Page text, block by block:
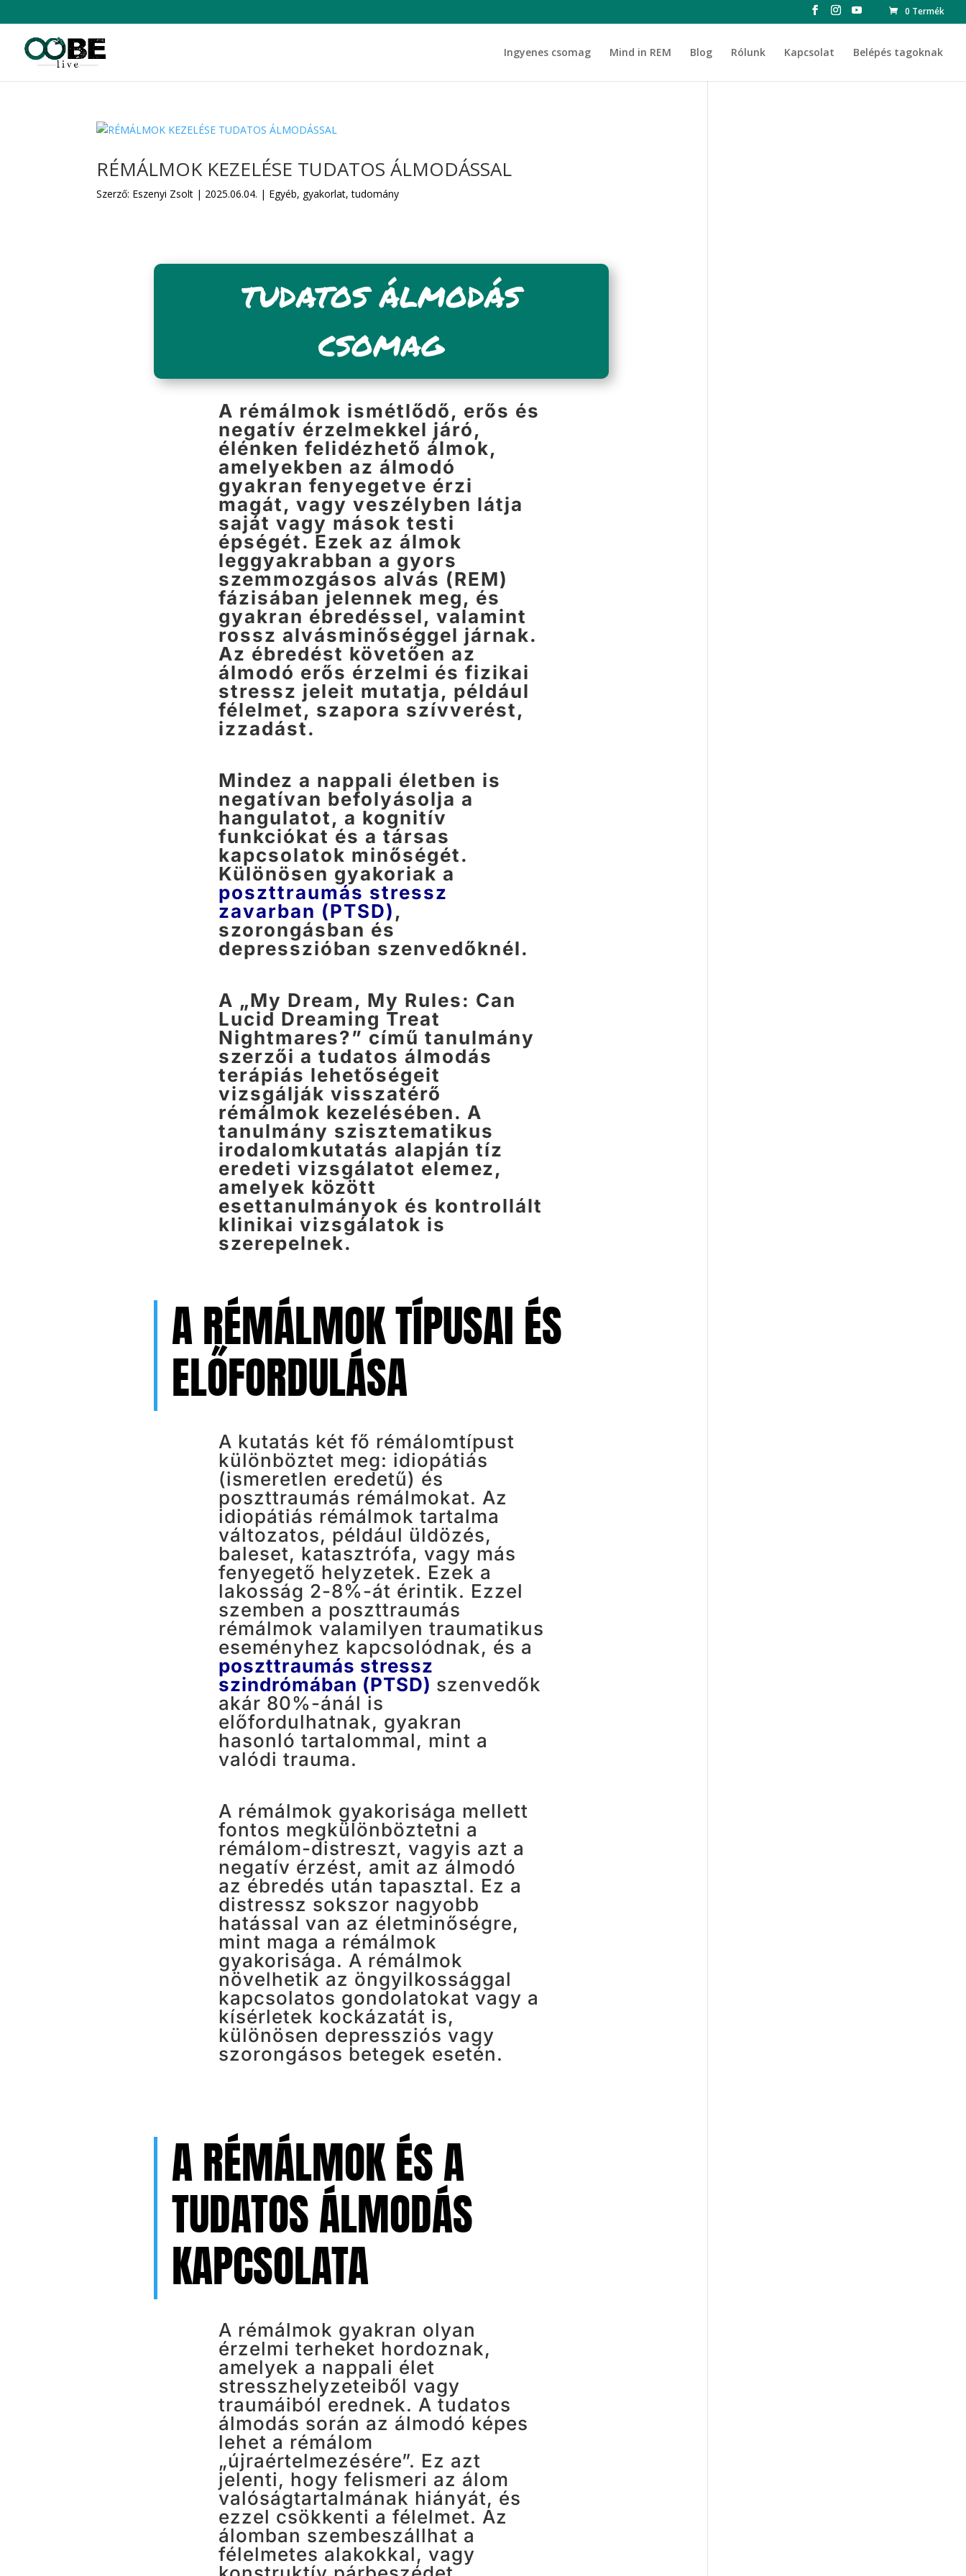
0 Termék
Ingyenes csomag Mind in REM Blog Rólunk Kapcsolat Belépés tagoknak
RÉMÁLMOK KEZELÉSE TUDATOS ÁLMODÁSSAL
Szerző: Eszenyi Zsolt | 2025.06.04. | Egyéb, gyakorlat,tudomány
TUDATOS ÁLMODÁS
CSOMAG
A rémálmok ismétlődő, erős és
negatív érzelmekkel járó,
élénken felidézhető álmok,
amelyekben az álmodó
gyakran fenyegetve érzi
magát, vagy veszélyben látja
saját vagy mások testi
épségét. Ezek az álmok
leggyakrabban a gyors
szemmozgásos alvás (REM)
fázisában jelennek meg, és
gyakran ébredéssel, valamint
rossz alvásminőséggel járnak.
Az ébredést követően az
álmodó erős érzelmi és fizikai
stressz jeleit mutatja, például
félelmet, szapora szívverést,
izzadást.
Mindez a nappali életben is
negatívan befolyásolja a
hangulatot, a kognitív
funkciókat és a társas
kapcsolatok minőségét.
Különösen gyakoriak a
poszttraumás stressz
zavarban (PTSD),
szorongásban és
depresszióban szenvedőknél.
A „My Dream, My Rules: Can
Lucid Dreaming Treat
Nightmares?” című tanulmány
szerzői a tudatos álmodás
terápiás lehetőségeit
vizsgálják visszatérő
rémálmok kezelésében. A
tanulmány szisztematikus
irodalomkutatás alapján tíz
eredeti vizsgálatot elemez,
amelyek között
esettanulmányok és kontrollált
klinikai vizsgálatok is
szerepelnek.
A RÉMÁLMOK TÍPUSAI ÉS
ELŐFORDULÁSA
A kutatás két fő rémálomtípust
különböztet meg: idiopátiás
(ismeretlen eredetű) és
poszttraumás rémálmokat. Az
idiopátiás rémálmok tartalma
változatos, például üldözés,
baleset, katasztrófa, vagy más
fenyegető helyzetek. Ezek a
lakosság 2-8%-át érintik. Ezzel
szemben a poszttraumás
rémálmok valamilyen traumatikus
eseményhez kapcsolódnak, és a
poszttraumás stressz
szindrómában (PTSD) szenvedők
akár 80%-ánál is
előfordulhatnak, gyakran
hasonló tartalommal, mint a
valódi trauma.
A rémálmok gyakorisága mellett
fontos megkülönböztetni a
rémálom-distreszt, vagyis azt a
negatív érzést, amit az álmodó
az ébredés után tapasztal. Ez a
distressz sokszor nagyobb
hatással van az életminőségre,
mint maga a rémálmok
gyakorisága. A rémálmok
növelhetik az öngyilkossággal
kapcsolatos gondolatokat vagy a
kísérletek kockázatát is,
különösen depressziós vagy
szorongásos betegek esetén.
​A RÉMÁLMOK ÉS A
TUDATOS ÁLMODÁS
KAPCSOLATA
A rémálmok gyakran olyan
érzelmi terheket hordoznak,
amelyek a nappali élet
stresszhelyzeteiből vagy
traumáiból erednek. A tudatos
álmodás során az álmodó képes
lehet a rémálom
„újraértelmezésére”. Ez azt
jelenti, hogy felismeri az álom
valóságtartalmának hiányát, és
ezzel csökkenti a félelmet. Az
álomban szembeszállhat a
félelmetes alakokkal, vagy